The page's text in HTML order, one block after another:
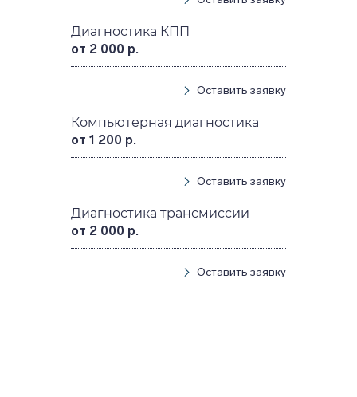
Диагностика КПП
от 2 000 р.
Оставить заявку
Компьютерная диагностика
от 1 200 р.
Оставить заявку
Диагностика трансмиссии
от 2 000 р.
Оставить заявку